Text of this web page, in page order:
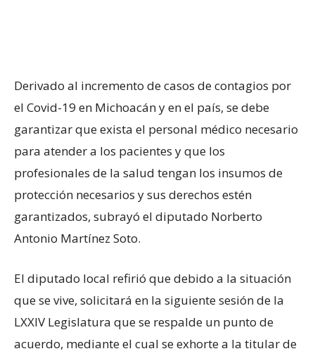
Derivado al incremento de casos de contagios por
el Covid-19 en Michoacán y en el país, se debe
garantizar que exista el personal médico necesario
para atender a los pacientes y que los
profesionales de la salud tengan los insumos de
protección necesarios y sus derechos estén
garantizados, subrayó el diputado Norberto
Antonio Martínez Soto.
El diputado local refirió que debido a la situación
que se vive, solicitará en la siguiente sesión de la
LXXIV Legislatura que se respalde un punto de
acuerdo, mediante el cual se exhorte a la titular de